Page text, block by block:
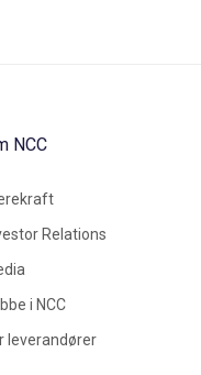
NCC
Relations
i NCC
leverandører